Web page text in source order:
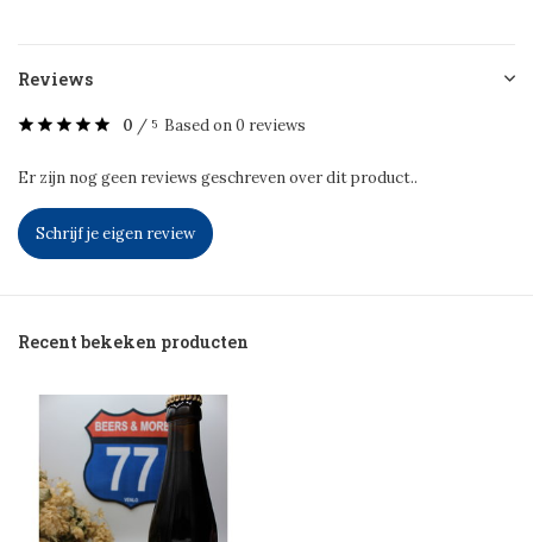
Reviews
0 / 5 Based on 0 reviews
Er zijn nog geen reviews geschreven over dit product..
Schrijf je eigen review
Recent bekeken producten